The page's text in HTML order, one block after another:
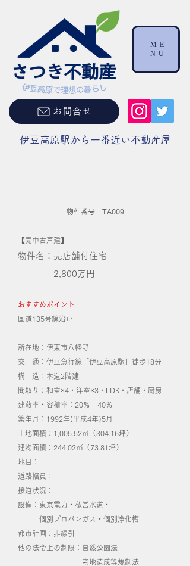
伊豆高原駅から一番近い不動産屋
お問合せ
ME
NU
物件番号 TA009
【売中古戸建】
物件名：売店舗付住宅
2,800万円
おすすめポイント
国道135号線沿い
所在地：伊東市八幡野
交 通：伊豆急行線「伊豆高原駅」徒歩18分
構 造：木造2階建
間取り：和室×4・洋室×3・LDK・店舗・厨房
建蔽率・容積率：20％ 40％
築年月：1992年(平成4年)5月
土地面積：1,005.52㎡（304.16坪）
建物面積：244.02㎡（73.81坪）
地目：
道路幅員：
接道状況：
設備：東京電力・私営水道・
個別プロパンガス・個別浄化槽
都市計画：非線引
他の法令上の制限：自然公園法
宅地造成等規制法